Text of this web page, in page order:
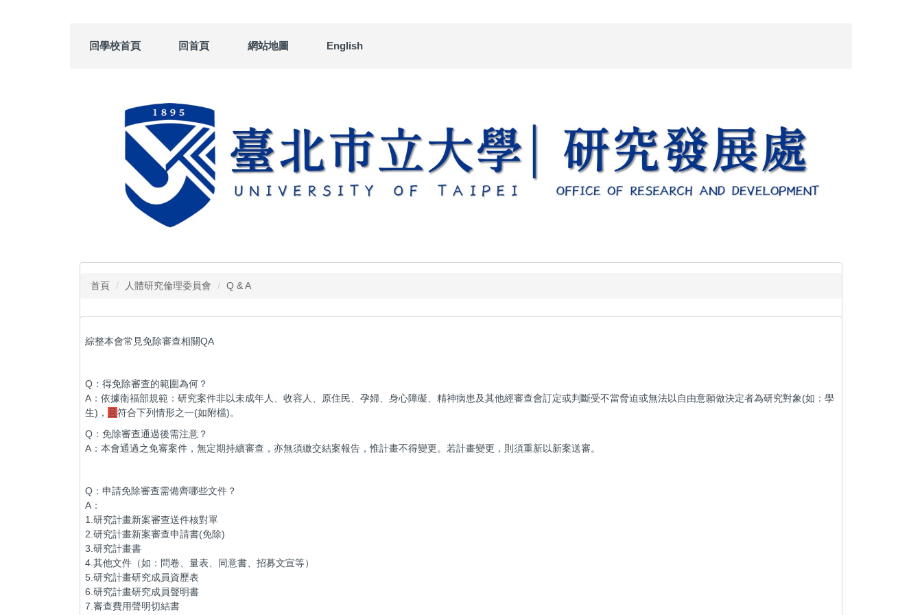
回學校首頁 回首頁 網站地圖 English
首頁 人體研究倫理委員會 Q & A
綜整本會常見免除審查相關QA
Q：得免除審查的範圍為何？
A：依據衛福部規範：研究案件非以未成年人、收容人、原住民、孕婦、身心障礙、精神病患及其他經審查會訂定或判斷受不當脅迫或無法以自由意願做決定者為研究對象(如：學
生)，
且 符合下列情形之一(如附檔)。
Q：免除審查通過後需注意？
A：本會通過之免審案件，無定期持續審查，亦無須繳交結案報告，惟計畫不得變更。若計畫變更，則須重新以新案送審。
Q：申請免除審查需備齊哪些文件？
A：
1.研究計畫新案審查送件核對單
2.研究計畫新案審查申請書(免除)
3.研究計畫書
4.其他文件（如：問卷、量表、同意書、招募文宣等）
5.研究計畫研究成員資歷表
6.研究計畫研究成員聲明書
7.審查費用聲明切結書